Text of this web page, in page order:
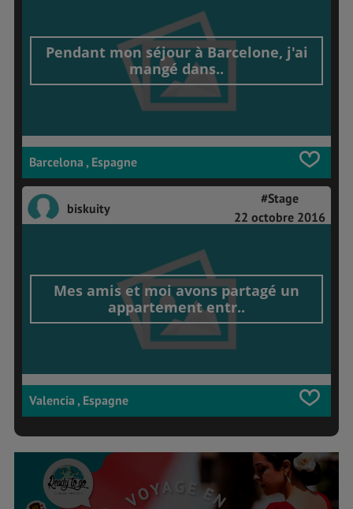
Pendant mon séjour à Barcelone, j'ai
mangé dans..
Barcelona , Espagne
biskuity
#Stage
22 octobre 2016
Mes amis et moi avons partagé un
appartement entr..
Valencia , Espagne